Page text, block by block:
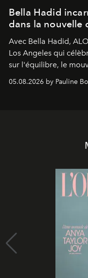
Bella Hadid
dans la nouvelle
Avec Bella Hadid,
Los Angeles qui
sur l'équilibre, le
05.08.2026 by Pauline